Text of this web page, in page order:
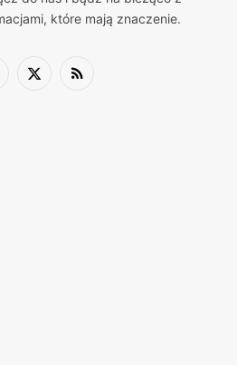
które mają znaczenie.
X
RSS